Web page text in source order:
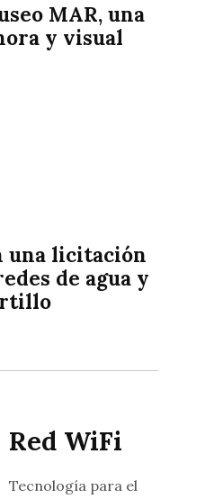
MAR, una
y visual
una licitación
de agua y
Red WiFi
Tecnología para el